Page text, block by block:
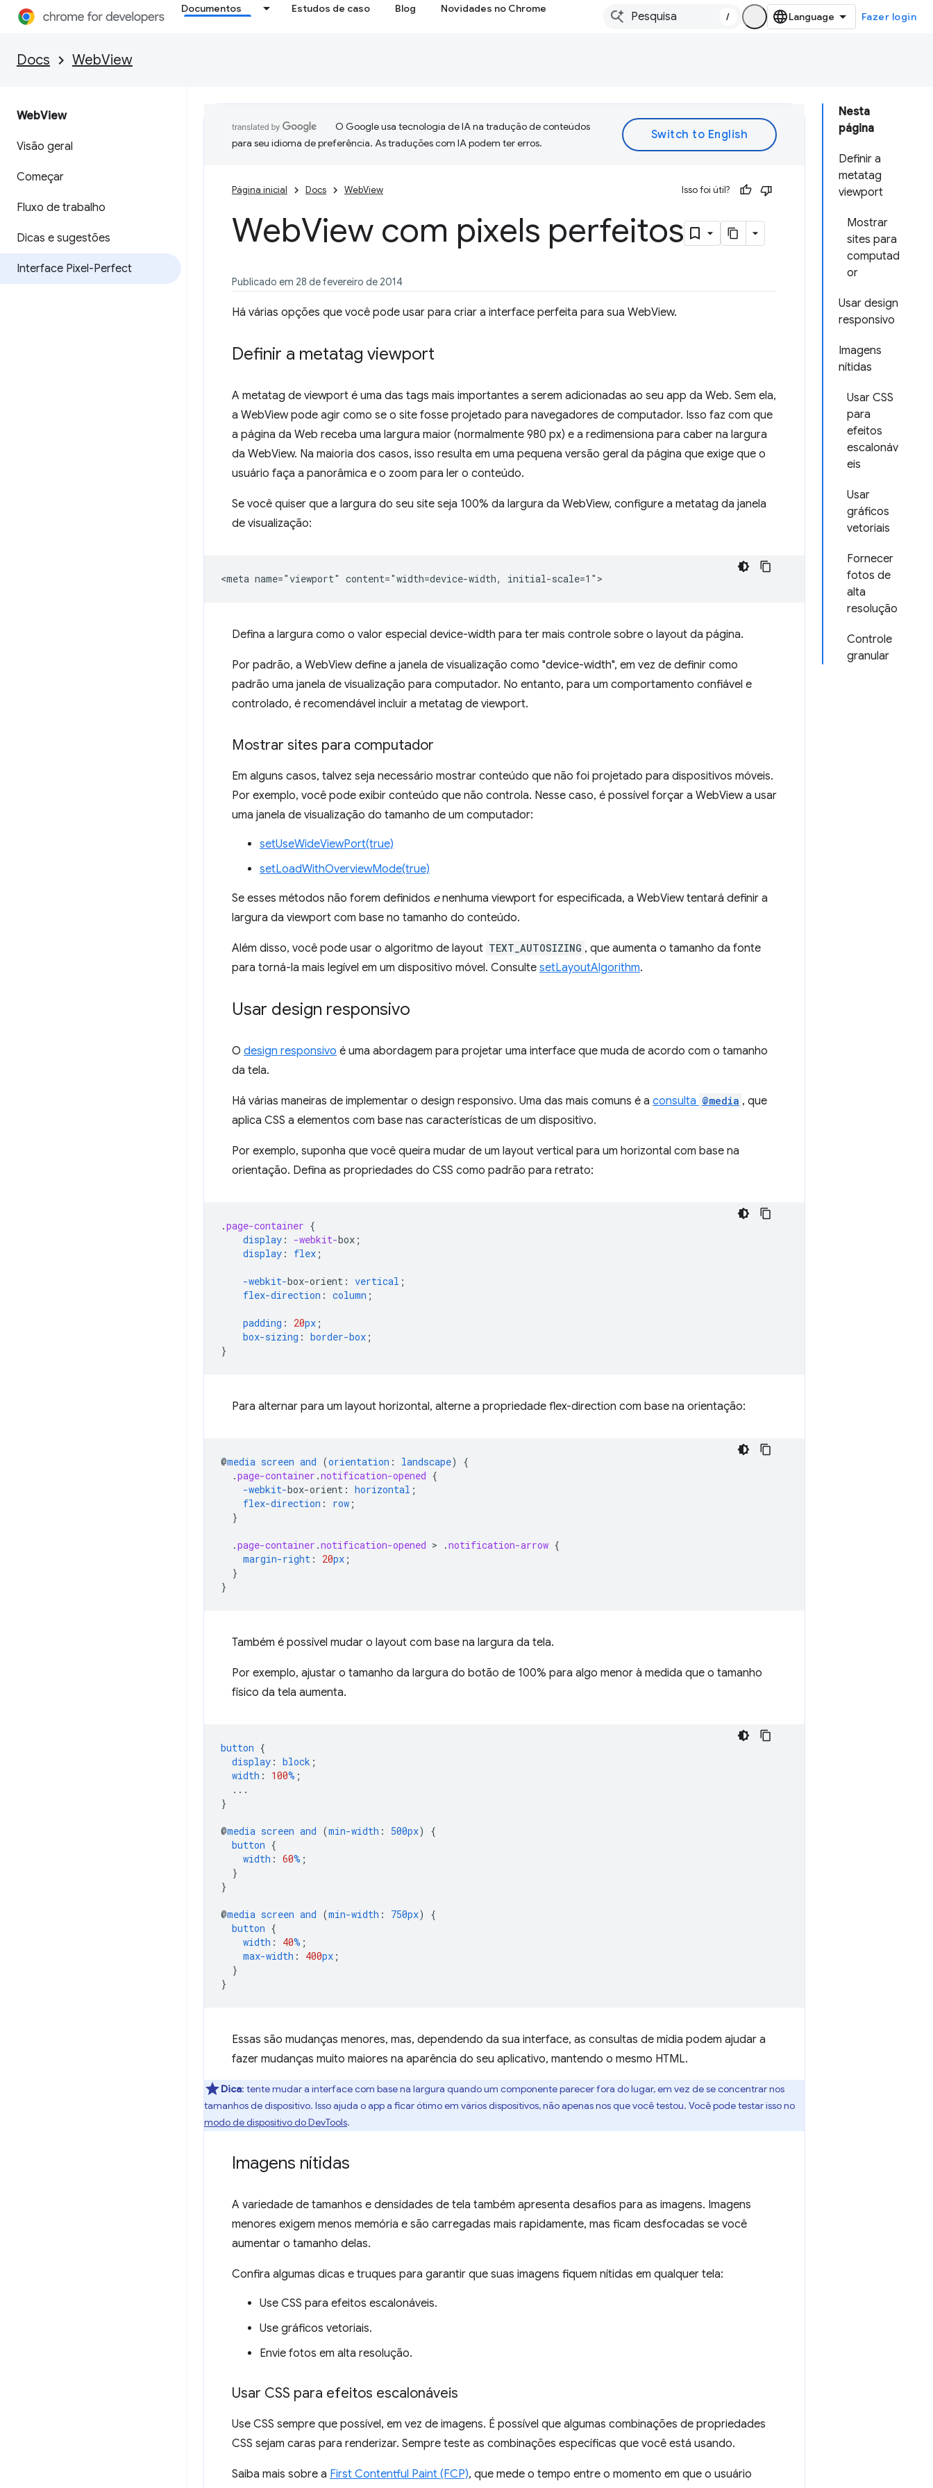
Documentos Estudos de caso Blog Novidades no Chrome
/ Fazer login
Docs WebView
WebView
Visão geral
Começar
Fluxo de trabalho
Dicas e sugestões
Interface Pixel-Perfect
Nesta
página
Definir a
metatag
viewport
Mostrar
sites para
computad
or
Usar design
responsivo
Imagens
nítidas
Usar CSS
para
efeitos
escalonáv
eis
Usar
gráficos
vetoriais
Fornecer
fotos de
alta
resolução
Controle
granular
O Google usa tecnologia de IA na tradução de conteúdos
para seu idioma de preferência. As traduções com IA podem ter erros.
Página inicial Docs WebView Isso foi útil?
WebView com pixels perfeitos
Publicado em 28 de fevereiro de 2014
Há várias opções que você pode usar para criar a interface perfeita para sua WebView.
Definir a metatag viewport
A metatag de viewport é uma das tags mais importantes a serem adicionadas ao seu app da Web. Sem ela,
a WebView pode agir como se o site fosse projetado para navegadores de computador. Isso faz com que
a página da Web receba uma largura maior (normalmente 980 px) e a redimensiona para caber na largura
da WebView. Na maioria dos casos, isso resulta em uma pequena versão geral da página que exige que o
usuário faça a panorâmica e o zoom para ler o conteúdo.
Se você quiser que a largura do seu site seja 100% da largura da WebView, configure a metatag da janela
de visualização:
Defina a largura como o valor especial device-width para ter mais controle sobre o layout da página.
Por padrão, a WebView define a janela de visualização como "device-width", em vez de definir como
padrão uma janela de visualização para computador. No entanto, para um comportamento confiável e
controlado, é recomendável incluir a metatag de viewport.
Mostrar sites para computador
Em alguns casos, talvez seja necessário mostrar conteúdo que não foi projetado para dispositivos móveis.
Por exemplo, você pode exibir conteúdo que não controla. Nesse caso, é possível forçar a WebView a usar
uma janela de visualização do tamanho de um computador:
setUseWideViewPort(true)
setLoadWithOverviewMode(true)
Se esses métodos não forem definidos enenhuma viewport for especificada, a WebView tentará definir a
largura da viewport com base no tamanho do conteúdo.
Além disso, você pode usar o algoritmo de layout TEXT_AUTOSIZING , que aumenta o tamanho da fonte
para torná-la mais legível em um dispositivo móvel. Consulte setLayoutAlgorithm.
Usar design responsivo
O design responsivo é uma abordagem para projetar uma interface que muda de acordo com o tamanho
da tela.
Há várias maneiras de implementar o design responsivo. Uma das mais comuns é a consulta @media , que
aplica CSS a elementos com base nas características de um dispositivo.
Por exemplo, suponha que você queira mudar de um layout vertical para um horizontal com base na
orientação. Defina as propriedades do CSS como padrão para retrato:
.page-container {
display : -webkit-box ;
display : flex ;
-webkit-box-orient : vertical ;
flex-direction : column ;
padding : 20px ;
box-sizing : border-box ;
}
Para alternar para um layout horizontal, alterne a propriedade flex-direction com base na orientação:
@media screen and (orientation : landscape)
{
.page-container .notification-opened {
-webkit-box-orient : horizontal ;
flex-direction : row ;
}
.page-container .notification-opened > .notification-arrow {
margin-right : 20px ;
}
}
Também é possível mudar o layout com base na largura da tela.
Por exemplo, ajustar o tamanho da largura do botão de 100% para algo menor à medida que o tamanho
físico da tela aumenta.
button {
display : block ;
width : 100% ;
...
}
@media screen and (min-width : 500px)
{
button {
width : 60% ;
}
}
@media screen and (min-width : 750px)
{
button {
width : 40% ;
max-width : 400px ;
}
}
Essas são mudanças menores, mas, dependendo da sua interface, as consultas de mídia podem ajudar a
fazer mudanças muito maiores na aparência do seu aplicativo, mantendo o mesmo HTML.
Dica: tente mudar a interface com base na largura quando um componente parecer fora do lugar, em vez de se concentrar nos
tamanhos de dispositivo. Isso ajuda o app a ficar ótimo em vários dispositivos, não apenas nos que você testou. Você pode testar isso no
modo de dispositivo do DevTools.
Imagens nítidas
A variedade de tamanhos e densidades de tela também apresenta desafios para as imagens. Imagens
menores exigem menos memória e são carregadas mais rapidamente, mas ficam desfocadas se você
aumentar o tamanho delas.
Confira algumas dicas e truques para garantir que suas imagens fiquem nítidas em qualquer tela:
Use CSS para efeitos escalonáveis.
Use gráficos vetoriais.
Envie fotos em alta resolução.
Usar CSS para efeitos escalonáveis
Use CSS sempre que possível, em vez de imagens. É possível que algumas combinações de propriedades
CSS sejam caras para renderizar. Sempre teste as combinações específicas que você está usando.
Saiba mais sobre a First Contentful Paint (FCP), que mede o tempo entre o momento em que o usuário